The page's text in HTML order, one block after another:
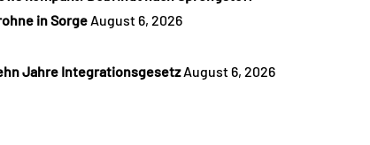
in Sorge August 6, 2026
Jahre Integrationsgesetz August 6, 2026